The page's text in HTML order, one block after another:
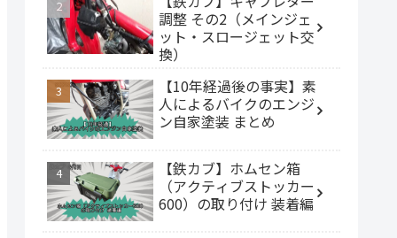
調整 その2（メインジェ
ット・スロージェット交
換）
【10年経過後の事実】素
人によるバイクのエンジ
ン自家塗装 まとめ
【鉄カブ】ホムセン箱
（アクティブストッカー
600）の取り付け 装着編